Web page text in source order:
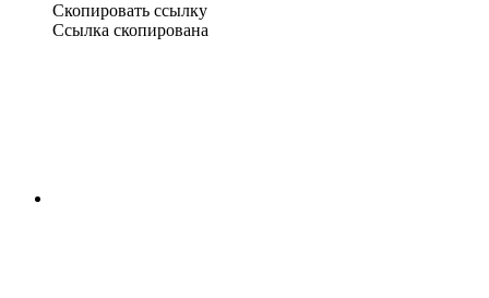
Скопировать ссылку
Ссылка скопирована